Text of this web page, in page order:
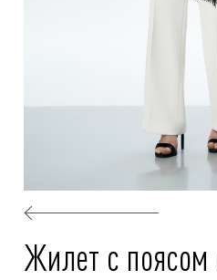
Жилет с поясом